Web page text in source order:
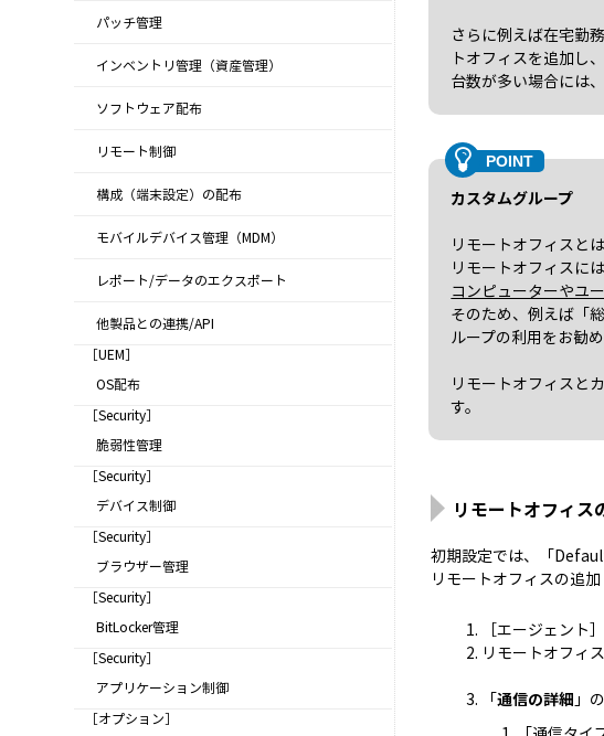
パッチ管理
インベントリ管理（資産管理）
ソフトウェア配布
リモート制御
構成（端末設定）の配布
モバイルデバイス管理（MDM）
レポート/データのエクスポート
他製品との連携/API
［UEM］
OS配布
［Security］
脆弱性管理
［Security］
デバイス制御
［Security］
ブラウザー管理
［Security］
BitLocker管理
［Security］
アプリケーション制御
［オプション］
さらに例えば在宅勤
トオフィスを追加し
台数が多い場合には
カスタムグループ
リモートオフィスと
リモートオフィスに
コンピューターやユ
そのため、例えば「
ループの利用をお勧め
リモートオフィスと
す。
リモートオフィス
初期設定では、「
リモートオフィスの追
［エージェン
リモートオフィ
「通信の詳細 」